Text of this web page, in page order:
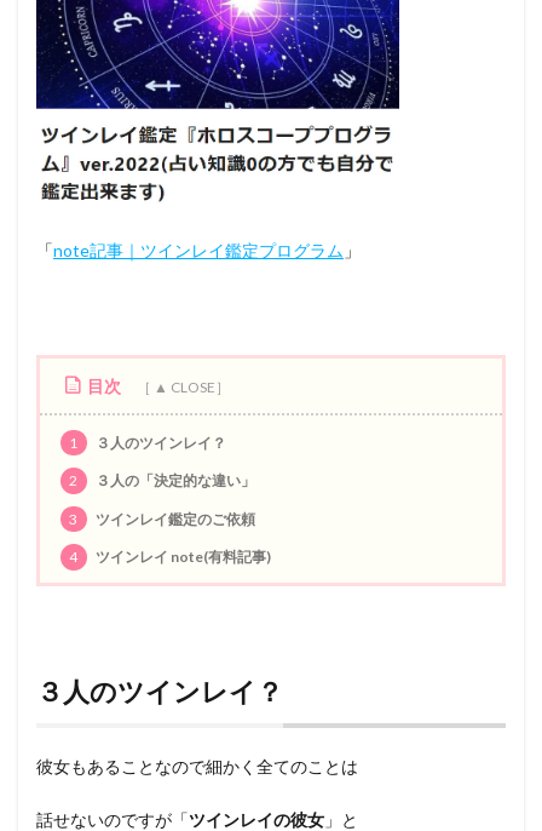
「note記事｜ツインレイ鑑定プログラム 」
目次
1 ３人のツインレイ？
2 ３人の「決定的な違い」
3 ツインレイ鑑定のご依頼
4 ツインレイ note(有料記事)
３人のツインレイ？
彼女もあることなので細かく全てのことは
話せないのですが「ツインレイの彼女 」と